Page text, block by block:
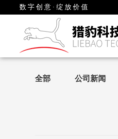
数字创意·绽放价值
全部 公司新闻